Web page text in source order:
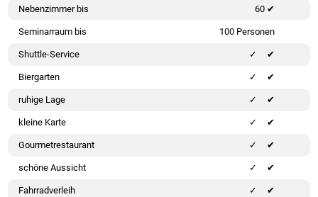
Nebenzimmer bis 60 ✔
Seminarraum bis 100 Personen
Shuttle-Service ✔
Biergarten ✔
ruhige Lage ✔
kleine Karte ✔
Gourmetrestaurant ✔
schöne Aussicht ✔
Fahrradverleih ✔